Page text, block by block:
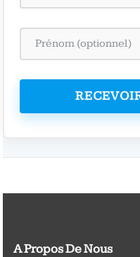
A Propos De Nous